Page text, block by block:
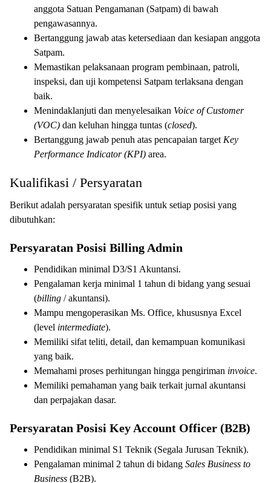
anggota Satuan Pengamanan (Satpam) di bawah
pengawasannya.
Bertanggung jawab atas ketersediaan dan kesiapan anggota
Satpam.
Memastikan pelaksanaan program pembinaan, patroli,
inspeksi, dan uji kompetensi Satpam terlaksana dengan
baik.
Menindaklanjuti dan menyelesaikan Voice of Customer
(VOC) dan keluhan hingga tuntas (closed).
Bertanggung jawab penuh atas pencapaian target Key
Performance Indicator (KPI) area.
Kualifikasi / Persyaratan
Berikut adalah persyaratan spesifik untuk setiap posisi yang
dibutuhkan:
Persyaratan Posisi Billing Admin
Pendidikan minimal D3/S1 Akuntansi.
Pengalaman kerja minimal 1 tahun di bidang yang sesuai
(billing / akuntansi).
Mampu mengoperasikan Ms. Office, khususnya Excel
(level intermediate).
Memiliki sifat teliti, detail, dan kemampuan komunikasi
yang baik.
Memahami proses perhitungan hingga pengiriman invoice.
Memiliki pemahaman yang baik terkait jurnal akuntansi
dan perpajakan dasar.
Persyaratan Posisi Key Account Officer (B2B)
Pendidikan minimal S1 Teknik (Segala Jurusan Teknik).
Pengalaman minimal 2 tahun di bidang Sales Business to
Business (B2B).